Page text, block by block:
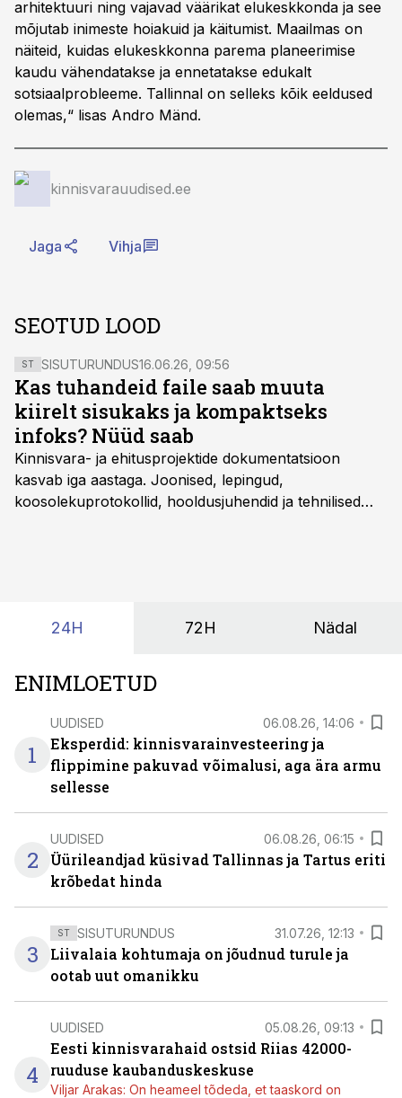
arhitektuuri ning vajavad väärikat elukeskkonda ja see
mõjutab inimeste hoiakuid ja käitumist. Maailmas on
näiteid, kuidas elukeskkonna parema planeerimise
kaudu vähendatakse ja ennetatakse edukalt
sotsiaalprobleeme. Tallinnal on selleks kõik eeldused
olemas,“ lisas Andro Mänd.
kinnisvarauudised.ee
Jaga Vihja
SEOTUD LOOD
ST SISUTURUNDUS16.06.26, 09:56
Kas tuhandeid faile saab muuta
kiirelt sisukaks ja kompaktseks
infoks? Nüüd saab
Kinnisvara- ja ehitusprojektide dokumentatsioon
kasvab iga aastaga. Joonised, lepingud,
koosolekuprotokollid, hooldusjuhendid ja tehnilised
24H 72H Nädal
ENIMLOETUD
1
UUDISED 06.08.26, 14:06
Eksperdid: kinnisvarainvesteering ja
flippimine pakuvad võimalusi, aga ära armu
sellesse
2
UUDISED 06.08.26, 06:15
Üürileandjad küsivad Tallinnas ja Tartus eriti
krõbedat hinda
3
ST SISUTURUNDUS 31.07.26, 12:13
Liivalaia kohtumaja on jõudnud turule ja
ootab uut omanikku
4
UUDISED 05.08.26, 09:13
Eesti kinnisvarahaid ostsid Riias 42000-
ruuduse kaubanduskeskuse
Viljar Arakas: On heameel tõdeda, et taaskord on